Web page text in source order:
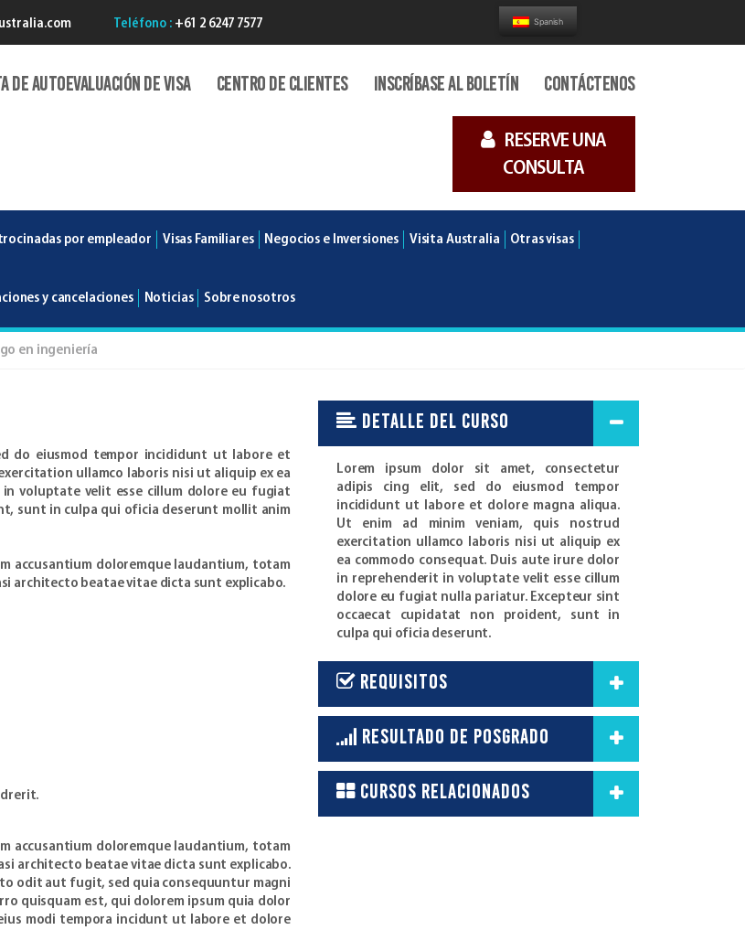
Teléfono :+61 2 6247 7577
de autoevaluación de Visa Centro de clientes Inscríbase al boletín Contáctenos
RESERVE UNA
CONSULTA
por empleador Visas Familiares Negocios e Inversiones Visita Australia Otras visas
y cancelaciones Noticias Sobre nosotros
en ingeniería
do eiusmod tempor incididunt ut labore et
ullamco laboris nisi ut aliquip ex ea
voluptate velit esse cillum dolore eu fugiat
sunt in culpa qui oficia deserunt mollit anim
accusantium doloremque laudantium, totam
architecto beatae vitae dicta sunt explicabo.
accusantium doloremque laudantium, totam
architecto beatae vitae dicta sunt explicabo.
odit aut fugit, sed quia consequuntur magni
quisquam est, qui dolorem ipsum quia dolor
modi tempora incidunt ut labore et dolore
detalle del curso
Lorem ipsum dolor sit amet, consectetur
adipis cing elit, sed do eiusmod tempor
incididunt ut labore et dolore magna aliqua.
Ut enim ad minim veniam, quis nostrud
exercitation ullamco laboris nisi ut aliquip ex
ea commodo consequat. Duis aute irure dolor
in reprehenderit in voluptate velit esse cillum
dolore eu fugiat nulla pariatur. Excepteur sint
occaecat cupidatat non proident, sunt in
culpa qui oficia deserunt.
requisitos
resultado de posgrado
Cursos relacionados
Spanish